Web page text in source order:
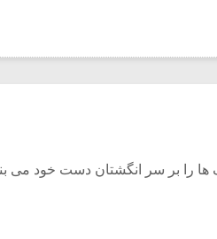
را بر سر انگشتان دست خود می